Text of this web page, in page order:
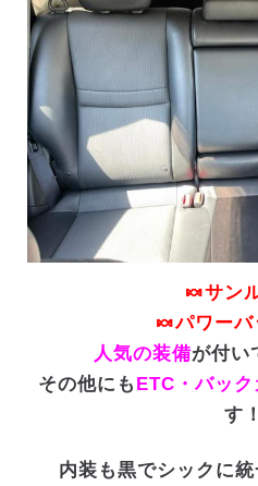
🍬サン
🍬パワー
人気の装備が付い
その他にも ETC・バック
す！
内装も黒でシックに